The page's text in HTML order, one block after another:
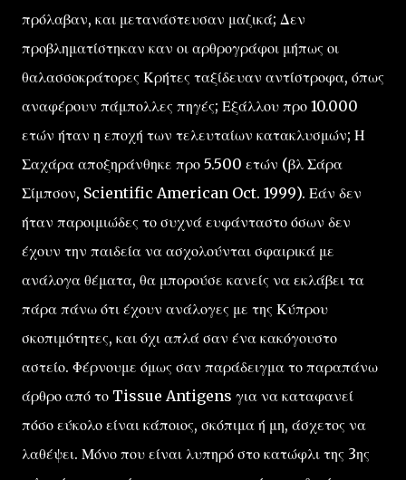
πρόλαβαν, και μετανάστευσαν μαζικά; Δεν
προβληματίστηκαν καν οι αρθρογράφοι μήπως οι
θαλασσοκράτορες Κρήτες ταξίδευαν αντίστροφα, όπως
αναφέρουν πάμπολλες πηγές; Εξάλλου προ 10.000
ετών ήταν η εποχή των τελευταίων κατακλυσμών; Η
Σαχάρα αποξηράνθηκε προ 5.500 ετών (βλ Σάρα
Σίμπσον, Scientific American Oct. 1999). Εάν δεν
ήταν παροιμιώδες το συχνά ευφάνταστο όσων δεν
έχουν την παιδεία να ασχολούνται σφαιρικά με
ανάλογα θέματα, θα μπορούσε κανείς να εκλάβει τα
πάρα πάνω ότι έχουν ανάλογες με της Κύπρου
σκοπιμότητες, και όχι απλά σαν ένα κακόγουστο
αστείο. Φέρνουμε όμως σαν παράδειγμα το παραπάνω
άρθρο από το Tissue Antigens για να καταφανεί
πόσο εύκολο είναι κάποιος, σκόπιμα ή μη, άσχετος να
λαθέψει. Μόνο που είναι λυπηρό στο κατώφλι της 3ης